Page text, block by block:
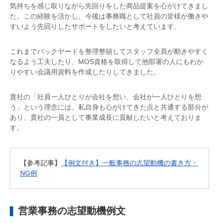
気持ちを感じ取りながら先回りをした商品提案を心がけてきまし
た。この経験を活かし、今後は事務職として社員の皆様が働きや
すいよう先回りしたサポートをしたいと考えています。
これまでバックヤードを整理整頓してスタッフ全員が動きやすく
なるよう工夫したり、MOS資格を取得して他部署の人にもわか
りやすい会議用資料を作成したりしてきました。
貴社の「社員一人ひとりが会社を想い、会社が一人ひとりを想
う」という理念には、私自身も心がけてきた点と共通する部分が
あり、貴社の一員として事業成長に貢献したいと考えておりま
す。
【参考記事】
【例文付き】一般事務の志望動機の書き方・
NG例
営業事務の志望動機例文